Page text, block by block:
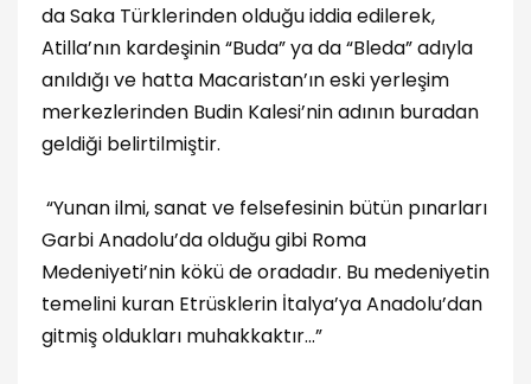
da Saka Türklerinden olduğu iddia edilerek,
Atilla’nın kardeşinin “Buda” ya da “Bleda” adıyla
anıldığı ve hatta Macaristan’ın eski yerleşim
merkezlerinden Budin Kalesi’nin adının buradan
geldiği belirtilmiştir.
“Yunan ilmi, sanat ve felsefesinin bütün pınarları
Garbi Anadolu’da olduğu gibi Roma
Medeniyeti’nin kökü de oradadır. Bu medeniyetin
temelini kuran Etrüsklerin İtalya’ya Anadolu’dan
gitmiş oldukları muhakkaktır...”